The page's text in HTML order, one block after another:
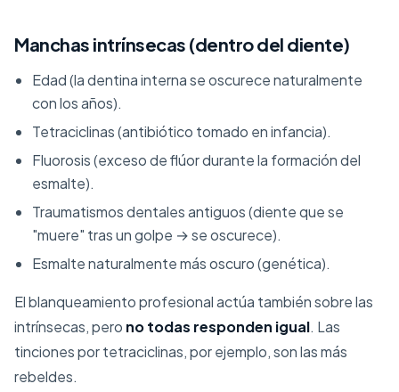
Manchas intrínsecas (dentro del diente)
Edad (la dentina interna se oscurece naturalmente
con los años).
Tetraciclinas (antibiótico tomado en infancia).
Fluorosis (exceso de flúor durante la formación del
esmalte).
Traumatismos dentales antiguos (diente que se
"muere" tras un golpe → se oscurece).
Esmalte naturalmente más oscuro (genética).
El blanqueamiento profesional actúa también sobre las
intrínsecas, pero no todas responden igual. Las
tinciones por tetraciclinas, por ejemplo, son las más
rebeldes.